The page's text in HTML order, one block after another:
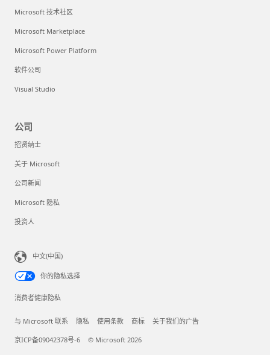
Microsoft 技术社区
Microsoft Marketplace
Microsoft Power Platform
软件公司
Visual Studio
公司
招贤纳士
关于 Microsoft
公司新闻
Microsoft 隐私
投资人
中文(中国)
你的隐私选择
消费者健康隐私
与 Microsoft 联系 隐私 使用条款 商标 关于我们的广告
京ICP备09042378号-6 © Microsoft 2026